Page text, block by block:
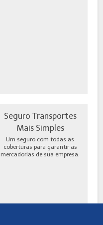
Seguro Transportes
Mais Simples
Um seguro com todas as
coberturas para garantir as
mercadorias de sua empresa.